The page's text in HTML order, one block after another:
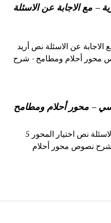
مع الاجابة عن الاسئلة
عن الاسئلة نص أريد
المحور 5 الخامس محور أحلام ومطامح - شرح
– محور أحلام ومطامح
شرح نص اختيار مع الاجابة عن الاسئلة نص اختيار المحور 5
نصوص محور أحلام